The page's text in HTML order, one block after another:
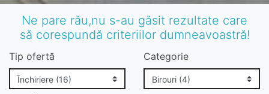
Ne pare rău,nu s-au găsit rezultate care
să corespundă criteriilor dumneavoastră!
Tip ofertă Categorie